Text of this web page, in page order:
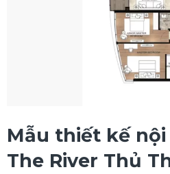
Mẫu thiết kế
The River Thủ